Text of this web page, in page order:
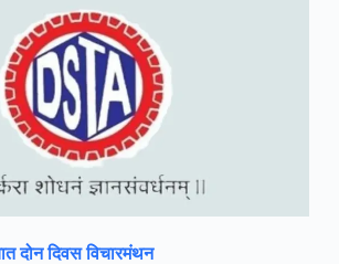
दोन दिवस विचारमंथन